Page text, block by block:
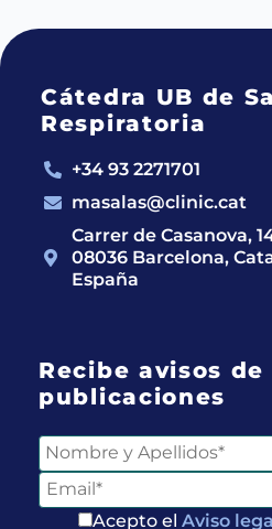
Cátedra UB de
Respiratoria
+34 93 2271701
masalas@clinic.cat
Carrer de Casanova,
08036 Barcelona,
España
Recibe avisos de
publicaciones
Acepto el Aviso